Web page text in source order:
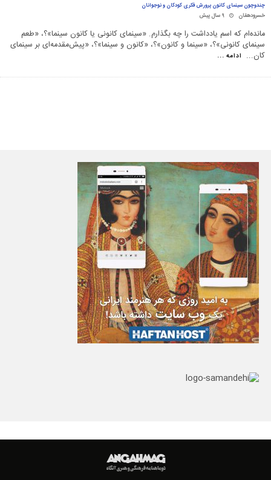
چندوچون سینمای کانون پرورش فکری کودکان و نوجوانان
خسرودهقان
۹ سال پیش
مانده‌ام که اسم یادداشت را چه بگذارم. «سینمای کانونی یا کانون سینما»؟، «طعم
سینمای کانونی»؟، «سینما و کانون»؟، «کانون و سینما»؟، «پیش‌مقدمه‌ای بر سینمای
کان... ادامه ...